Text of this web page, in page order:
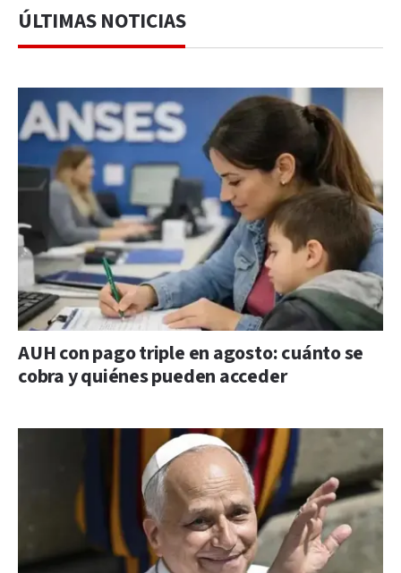
ÚLTIMAS NOTICIAS
AUH con pago triple en agosto: cuánto se
cobra y quiénes pueden acceder